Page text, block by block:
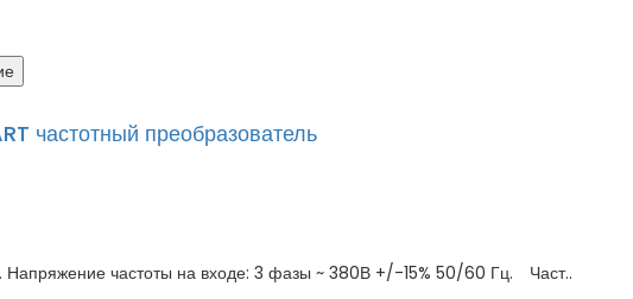
частотный преобразователь
частоты на входе: 3 фазы ~ 380В +/-15% 50/60 Гц. Част..